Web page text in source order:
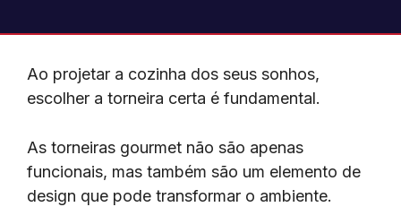
Ao projetar a cozinha dos seus sonhos,
escolher a torneira certa é fundamental.
As torneiras gourmet não são apenas
funcionais, mas também são um elemento de
design que pode transformar o ambiente.